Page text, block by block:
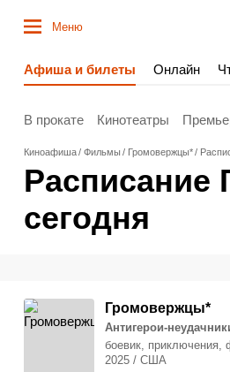
Меню
Афиша и билеты Онлайн
В прокате Кинотеатры
Киноафиша Фильмы Громовержцы*
Расписание
сегодня
Громовержцы*
Антигерои-
боевик, приключения,
2025 / США